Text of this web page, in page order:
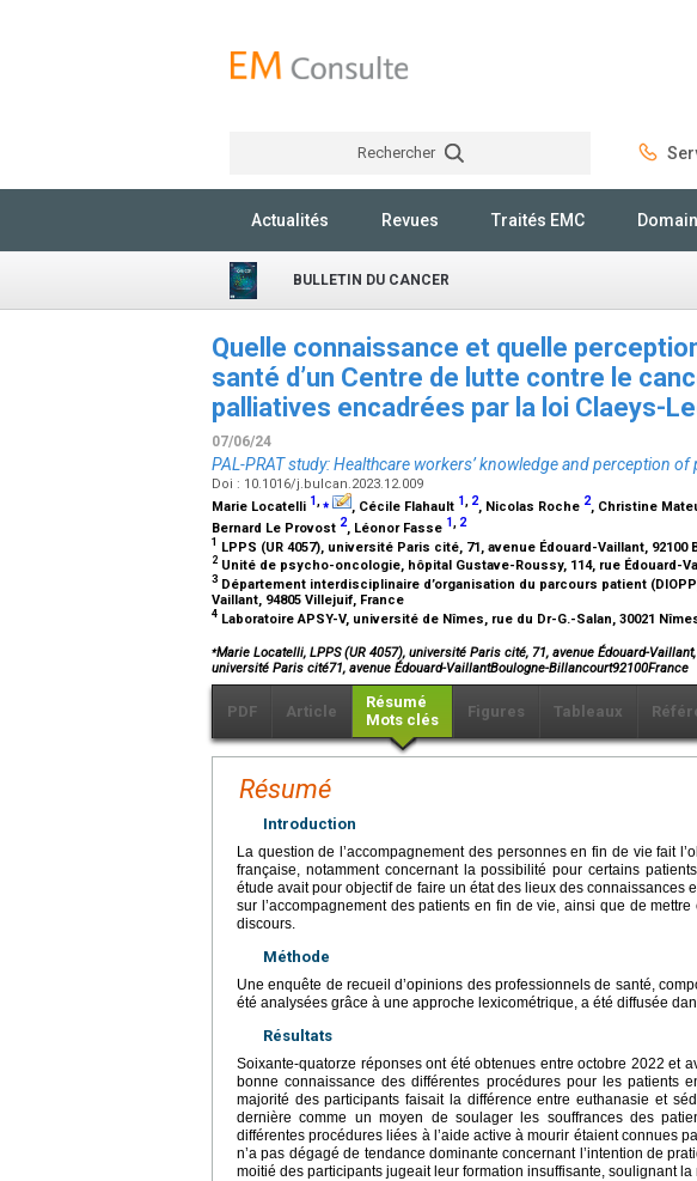
Rechercher
Actualités Revues Traités EMC
BULLETIN DU CANCER
Quelle connaissance et quelle
santé d’un Centre de lutte contre le
palliatives encadrées par la loi Claeys-
07/06/24
PAL-PRAT study: Healthcare workers’ knowledge and perception
Doi : 10.1016/j.bulcan.2023.12.009
Marie Locatelli 1,⁎ , Cécile Flahault 1, 2, Nicolas Roche 2, Christine
Bernard Le Provost 2, Léonor Fasse 1 2
1 LPPS (UR 4057), université Paris cité, 71, avenue Édouard-Vaillant,
2 Unité de psycho-oncologie, hôpital Gustave-Roussy, 114, rue Édouard-
3 Département interdisciplinaire d’organisation du parcours patient
Vaillant, 94805 Villejuif, France
4 Laboratoire APSY-V, université de Nîmes, rue du Dr-G.-Salan, 30021
⁎Marie Locatelli, LPPS (UR 4057), université Paris cité, 71, avenue Édouard-
université Paris cité71, avenue Édouard-VaillantBoulogne-Billancourt92100France
PDF Article
Résumé
Mots clés
Figures Tableaux
Résumé
Introduction
La question de l’accompagnement des personnes en fin de vie fait
française, notamment concernant la possibilité pour certains
étude avait pour objectif de faire un état des lieux des connaissances
sur l’accompagnement des patients en fin de vie, ainsi que de
discours.
Méthode
Une enquête de recueil d’opinions des professionnels de santé,
été analysées grâce à une approche lexicométrique, a été diffusée
Résultats
Soixante-quatorze réponses ont été obtenues entre octobre 2022 et
bonne connaissance des différentes procédures pour les patients
majorité des participants faisait la différence entre euthanasie et
dernière comme un moyen de soulager les souffrances des
différentes procédures liées à l’aide active à mourir étaient connues
n’a pas dégagé de tendance dominante concernant l’intention de
moitié des participants jugeait leur formation insuffisante, soulignant la